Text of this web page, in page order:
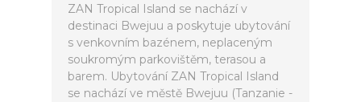
ZAN Tropical Island se nachází v
destinaci Bwejuu a poskytuje ubytování
s venkovním bazénem, neplaceným
soukromým parkovištěm, terasou a
barem. Ubytování ZAN Tropical Island
se nachází ve městě Bwejuu (Tanzanie -